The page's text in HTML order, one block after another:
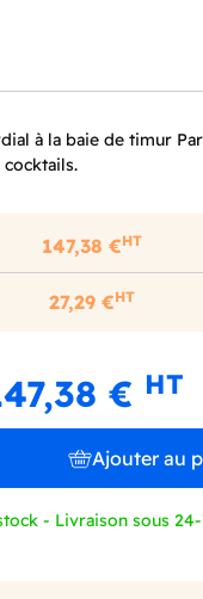
à la baie de timur
147,38 €HT
27,29 €HT
€ HT
Ajouter au
- Livraison sous